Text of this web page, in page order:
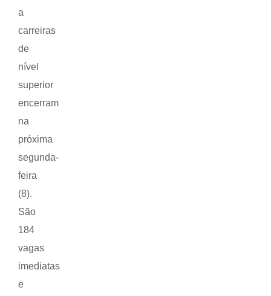
a
carreiras
de
nível
superior
encerram
na
próxima
segunda-
feira
(8).
São
184
vagas
imediatas
e